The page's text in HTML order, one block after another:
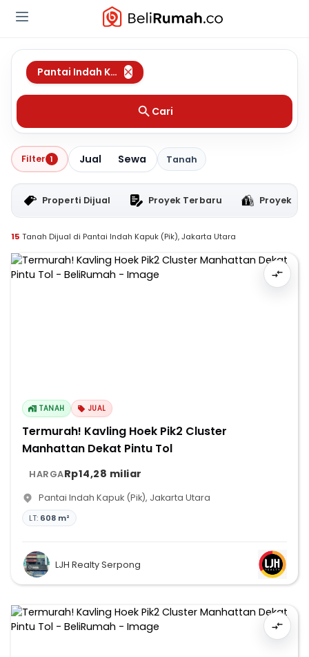
Pantai Indah Kapuk (Pik)
Cari
Filter 1 Jual Sewa Tanah
Properti Dijual Proyek Terbaru Proyek
15 Tanah Dijual di Pantai Indah Kapuk (Pik), Jakarta Utara
TANAH JUAL
Termurah! Kavling Hoek Pik2 Cluster
Manhattan Dekat Pintu Tol
HARGARp14,28 miliar
Pantai Indah Kapuk (Pik), Jakarta Utara
LT: 608 m²
LJH Realty Serpong